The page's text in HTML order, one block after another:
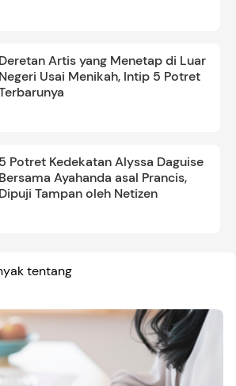
Deretan Artis yang Menetap di Luar
Negeri Usai Menikah, Intip 5 Potret
5 Potret Kedekatan Alyssa Daguise
Bersama Ayahanda asal Prancis,
Dipuji Tampan oleh Netizen
tentang